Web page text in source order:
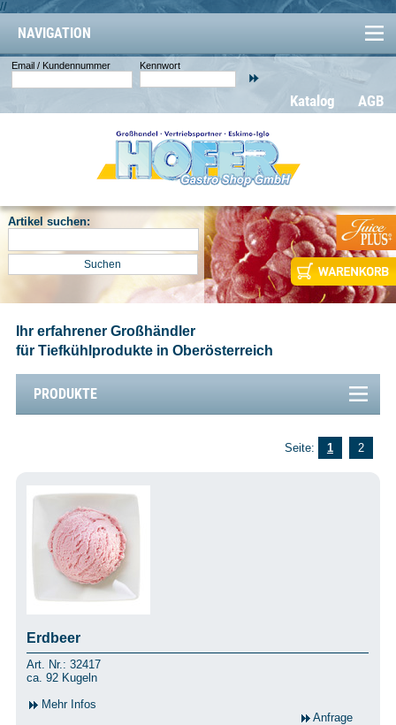
//
NAVIGATION
Email / Kundennummer Kennwort
AGB
Katalog
Artikel suchen:
Ihr erfahrener Großhändler
für Tiefkühlprodukte in Oberösterreich
PRODUKTE
Seite: 1 2
Erdbeer
Art. Nr.: 32417
ca. 92 Kugeln
Mehr Infos
Anfrage